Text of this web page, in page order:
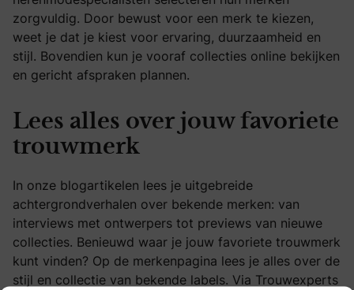
zorgvuldig. Door bewust voor een merk te kiezen,
weet je dat je kiest voor ervaring, duurzaamheid en
stijl. Bovendien kun je vooraf collecties online bekijken
en gericht afspraken plannen.
Lees alles over jouw favoriete
trouwmerk
In onze blogartikelen lees je uitgebreide
achtergrondverhalen over bekende merken: van
interviews met ontwerpers tot previews van nieuwe
collecties. Benieuwd waar je jouw favoriete trouwmerk
kunt vinden? Op de merkenpagina lees je alles over de
stijl en collectie van bekende labels. Via Trouwexperts